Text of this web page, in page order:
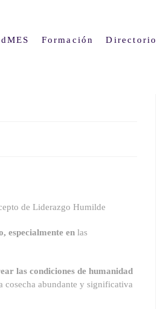
Formación Directorio
de Liderazgo Humilde
especialmente en las
las condiciones de humanidad
cosecha abundante y significativa